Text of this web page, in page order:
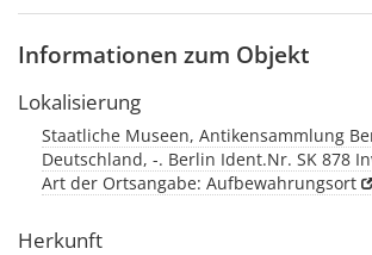
Informationen zum Objekt
Lokalisierung
Staatliche Museen, Antikensammlung
Deutschland, -. Berlin Ident.Nr. SK 878
Art der Ortsangabe: Aufbewahrungsort
Herkunft